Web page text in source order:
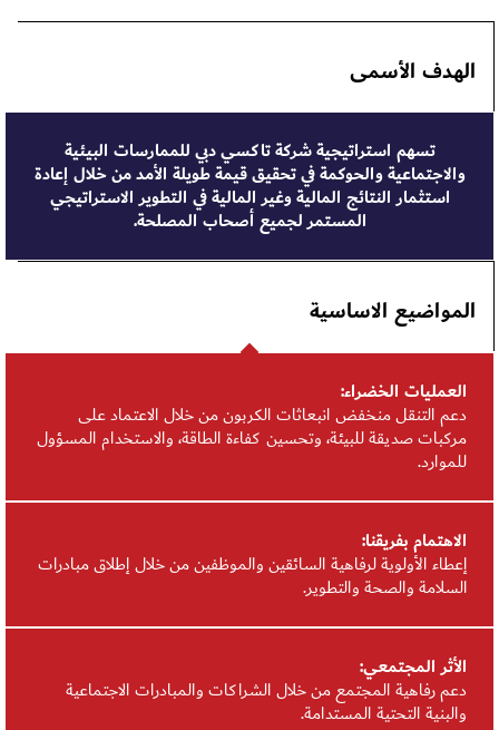
الهدف الأسمى
تسهم استراتيجية شركة تاكسي دبي للممارسات البيئية
والاجتماعية والحوكمة في تحقيق قيمة طويلة الأمد من خلال إعادة
استثمار النتائج المالية وغير المالية في التطوير الاستراتيجي
المستمر لجميع أصحاب المصلحة.
المواضيع الاساسية
العمليات الخضراء:
دعم التنقل منخفض انبعاثات الكربون من خلال الاعتماد على
مركبات صديقة للبيئة، وتحسين كفاءة الطاقة، والاستخدام المسؤول
للموارد.
الاهتمام بفريقنا:
إعطاء الأولوية لرفاهية السائقين والموظفين من خلال إطلاق مبادرات
السلامة والصحة والتطوير.
الأثر المجتمعي:
دعم رفاهية المجتمع من خلال الشراكات والمبادرات الاجتماعية
والبنية التحتية المستدامة.